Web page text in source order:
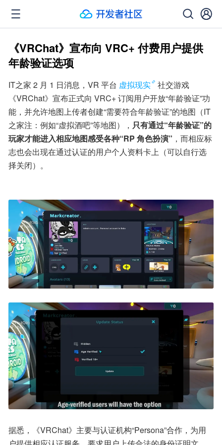
《VRChat》宣布向 VRC+ 付费用户提供
年龄验证选项
IT之家 2 月 1 日消息，VR 平台 虚拟现实
社交游戏
《VRChat》宣布正式向 VRC+ 订阅用户开放“年龄验证”功
能，并允许地图上传者创建“需要符合年龄验证”的地图（IT
之家注：例如“虚拟酒吧”等地图）， 只有通过“年龄验证”的
玩家才能进入相应地图感受各种“RP 角色扮演” ，而相应标
志也会出现在通过认证的用户个人资料卡上（可以自行选
择关闭）。
据悉，《VRChat》主要与认证机构“Persona”合作，为用